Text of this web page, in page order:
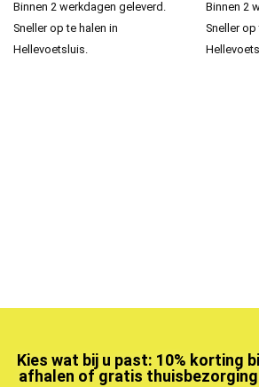
Binnen 2 werkdagen geleverd.
Sneller op te halen in
Hellevoetsluis.
Binnen 2
Sneller op
Kies wat bij u past: 10% korting
afhalen of gratis